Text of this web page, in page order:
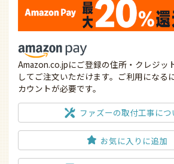
Amazon.co.jpにご登録の住所・クレジッ
してご注文いただけます。ご利用になる
カウントが必要です。
ファズーの取付工事につ
お気に入りに追加